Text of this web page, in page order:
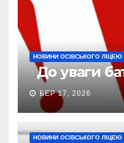
НОВИНИ ОСІВСЬКОГО ЛІЦЕЮ
До уваги
БЕР 17, 2026
НОВИНИ ОСІВСЬКОГО ЛІЦЕЮ